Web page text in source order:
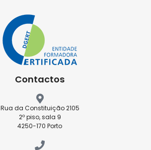
Contactos
Rua da Constituição 2105
2º piso, sala 9
4250-170 Porto